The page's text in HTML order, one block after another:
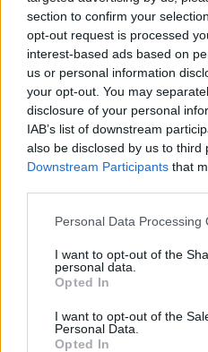
section to confirm your
opt-out request is processed
interest-based ads based on
us or personal information
your opt-out. You may
disclosure of your personal
IAB’s list of downstream
also be disclosed by us to third
Downstream Participants that
Personal Data Processing
I want to opt-out of the
personal data.
Opted In
I want to opt-out of the
Personal Data.
Opted In